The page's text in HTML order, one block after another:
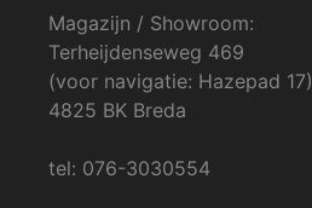
Magazijn / Showroom:
Terheijdenseweg 469
(voor navigatie: Hazepad 17)
4825 BK Breda
tel: 076-3030554